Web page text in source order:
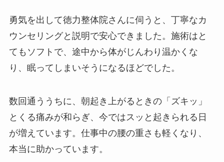
勇気を出して徳力整体院さんに伺うと、丁寧なカ
ウンセリングと説明で安心できました。施術はと
てもソフトで、途中から体がじんわり温かくな
り、眠ってしまいそうになるほどでした。
数回通ううちに、朝起き上がるときの「ズキッ」
とくる痛みが和らぎ、今ではスッと起きられる日
が増えています。仕事中の腰の重さも軽くなり、
本当に助かっています。